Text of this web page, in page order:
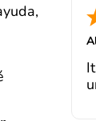
a
I